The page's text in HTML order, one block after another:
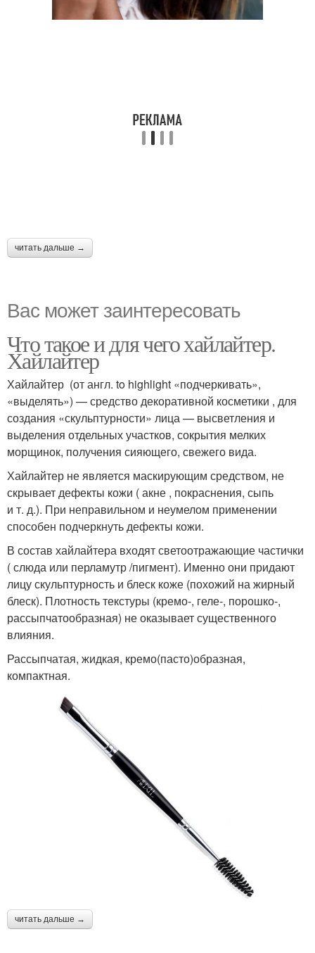
читать дальше →
Вас может заинтересовать
Что такое и для чего хайлайтер.
Хайлайтер
Хайлайтер (от англ. to highlight «подчеркивать»,
«выделять») — средство декоративной косметики , для
создания «скульптурности» лица — высветления и
выделения отдельных участков, сокрытия мелких
морщинок, получения сияющего, свежего вида.
Хайлайтер не является маскирующим средством, не
скрывает дефекты кожи ( акне , покраснения, сыпь
и т. д.). При неправильном и неумелом применении
способен подчеркнуть дефекты кожи.
В состав хайлайтера входят светоотражающие частички
( слюда или перламутр /пигмент). Именно они придают
лицу скульптурность и блеск коже (похожий на жирный
блеск). Плотность текстуры (кремо-, геле-, порошко-,
рассыпчатообразная) не оказывает существенного
влияния.
Рассыпчатая, жидкая, кремо(пасто)образная,
компактная.
читать дальше →